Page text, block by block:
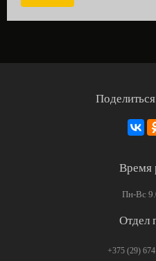
Время
Пн-Вс
Отдел
+375 (29)